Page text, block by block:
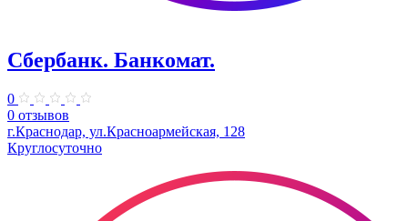
Сбербанк. Банкомат.
0
0 отзывов
г.Краснодар, ул.​Красноармейская, 128
Круглосуточно